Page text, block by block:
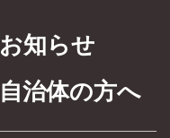
お知らせ
自治体の方へ